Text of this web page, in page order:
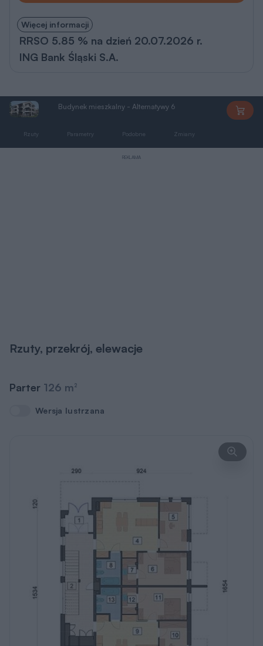
Więcej informacji
RRSO 5.85 % na dzień 20.07.2026 r.
ING Bank Śląski S.A.
Budynek mieszkalny - Alternatywy 6
Rzuty Parametry Podobne Zmiany
REKLAMA
Rzuty, przekrój, elewacje
Parter 126 m2
Wersja lustrzana
Wersja lustrzana